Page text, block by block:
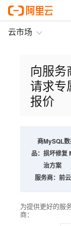
云市场
向服务
请求专
报价
商
品：
MySQL
损坏修复
治方案
服务商： 前
为提供更好的服
商：